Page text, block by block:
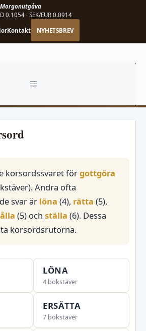
Morgonutgåva
0.1054 · SEK/EUR 0.0914
Kontakt NYHETSBREV
MENY
korsordssvaret förgottgöra
Andra ofta
svar är löna (4), rätta (5),
(5) och ställa (6). Dessa
korsordsrutorna.
LÖNA
4 bokstäver
ERSÄTTA
7 bokstäver